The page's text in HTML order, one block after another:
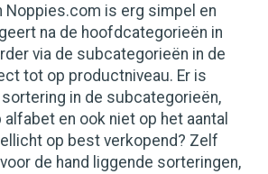
Noppies.com is erg simpel en
na de hoofdcategorieën in
via de subcategorieën in de
tot op productniveau. Er is
in de subcategorieën,
en ook niet op het aantal
op best verkopend? Zelf
de hand liggende sorteringen,